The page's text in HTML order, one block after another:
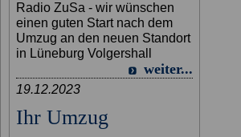
Radio ZuSa - wir wünschen
einen guten Start nach dem
Umzug an den neuen Standort
in Lüneburg Volgershall
weiter...
19.12.2023
Ihr Umzug